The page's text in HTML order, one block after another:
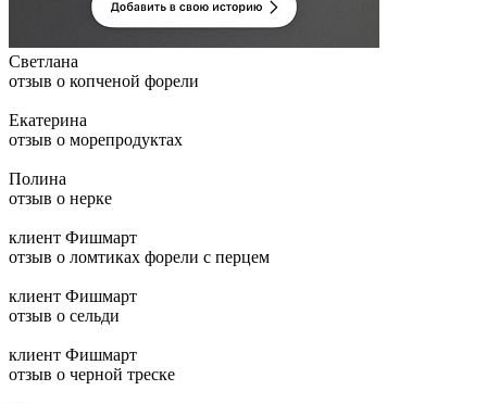
Светлана
отзыв о копченой форели
Екатерина
отзыв о морепродуктах
Полина
отзыв о нерке
клиент Фишмарт
отзыв о ломтиках форели с перцем
клиент Фишмарт
отзыв о сельди
клиент Фишмарт
отзыв о черной треске